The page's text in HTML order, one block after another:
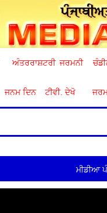
ਅੰਤਰਰਾਸ਼ਟਰੀ ਜਰਮਨੀ
ਜਨਮ ਦਿਨ ਟੀਵੀ. ਦੇਖੋ
ਮੀਡੀਆ